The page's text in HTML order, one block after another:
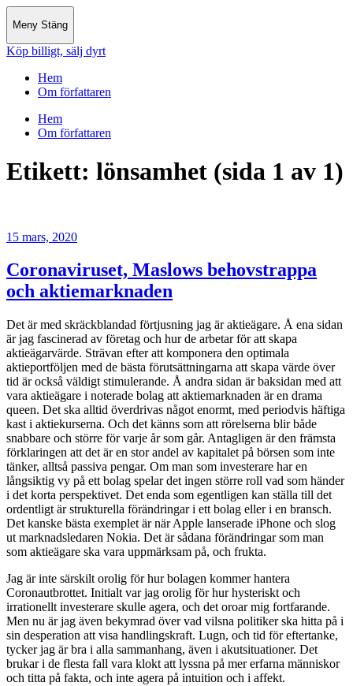
Meny Stäng
Köp billigt, sälj dyrt
Hem
Om författaren
Hem
Om författaren
Etikett: lönsamhet (sida 1 av 1)
15 mars, 2020
Coronaviruset, Maslows behovstrappa
och aktiemarknaden
Det är med skräckblandad förtjusning jag är aktieägare. Å ena sidan
är jag fascinerad av företag och hur de arbetar för att skapa
aktieägarvärde. Strävan efter att komponera den optimala
aktieportföljen med de bästa förutsättningarna att skapa värde över
tid är också väldigt stimulerande. Å andra sidan är baksidan med att
vara aktieägare i noterade bolag att aktiemarknaden är en drama
queen. Det ska alltid överdrivas något enormt, med periodvis häftiga
kast i aktiekurserna. Och det känns som att rörelserna blir både
snabbare och större för varje år som går. Antagligen är den främsta
förklaringen att det är en stor andel av kapitalet på börsen som inte
tänker, alltså passiva pengar. Om man som investerare har en
långsiktig vy på ett bolag spelar det ingen större roll vad som händer
i det korta perspektivet. Det enda som egentligen kan ställa till det
ordentligt är strukturella förändringar i ett bolag eller i en bransch.
Det kanske bästa exemplet är när Apple lanserade iPhone och slog
ut marknadsledaren Nokia. Det är sådana förändringar som man
som aktieägare ska vara uppmärksam på, och frukta.
Jag är inte särskilt orolig för hur bolagen kommer hantera
Coronautbrottet. Initialt var jag orolig för hur hysteriskt och
irrationellt investerare skulle agera, och det oroar mig fortfarande.
Men nu är jag även bekymrad över vad vilsna politiker ska hitta på i
sin desperation att visa handlingskraft. Lugn, och tid för eftertanke,
tycker jag är bra i alla sammanhang, även i akutsituationer. Det
brukar i de flesta fall vara klokt att lyssna på mer erfarna människor
och titta på fakta, och inte agera på intuition och i affekt.